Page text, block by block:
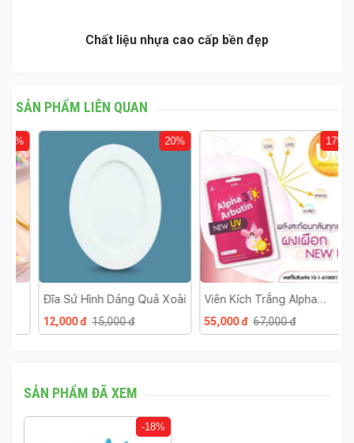
Chất liệu nhựa cao cấp bền đẹp
SẢN PHẨM LIÊN QUAN
20%
Đĩa Sứ Hình Dáng Quả Xoài
12,000 đ15,000 đ
17%
Viên Kích Trắng Alpha
Arbutin 3 Plus Thái Lan
55,000 đ67,000 đ
SẢN PHẨM ĐÃ XEM
-18%